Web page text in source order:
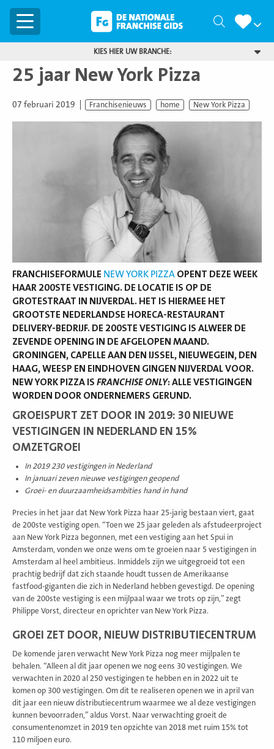
Menu Zoeken
KIES HIER UW BRANCHE:
25 jaar New York Pizza
07 februari 2019 Franchisenieuws home New York Pizza
FRANCHISEFORMULE NEW YORK PIZZA OPENT DEZE WEEK
HAAR 200STE VESTIGING. DE LOCATIE IS OP DE
GROTESTRAAT IN NIJVERDAL. HET IS HIERMEE HET
GROOTSTE NEDERLANDSE HORECA-RESTAURANT
DELIVERY-BEDRIJF. DE 200STE VESTIGING IS ALWEER DE
ZEVENDE OPENING IN DE AFGELOPEN MAAND.
GRONINGEN, CAPELLE AAN DEN IJSSEL, NIEUWEGEIN, DEN
HAAG, WEESP EN EINDHOVEN GINGEN NIJVERDAL VOOR.
NEW YORK PIZZA IS FRANCHISE ONLY: ALLE VESTIGINGEN
WORDEN DOOR ONDERNEMERS GERUND.
GROEISPURT ZET DOOR IN 2019: 30 NIEUWE
VESTIGINGEN IN NEDERLAND EN 15%
OMZETGROEI
In 2019 230 vestigingen in Nederland
In januari zeven nieuwe vestigingen geopend
Groei- en duurzaamheidsambities hand in hand
Precies in het jaar dat New York Pizza haar 25-jarig bestaan viert, gaat
de 200ste vestiging open. “Toen we 25 jaar geleden als afstudeerproject
aan New York Pizza begonnen, met een vestiging aan het Spui in
Amsterdam, vonden we onze wens om te groeien naar 5 vestigingen in
Amsterdam al heel ambitieus. Inmiddels zijn we uitgegroeid tot een
prachtig bedrijf dat zich staande houdt tussen de Amerikaanse
fastfood-giganten die zich in Nederland hebben gevestigd. De opening
van de 200ste vestiging is een mijlpaal waar we trots op zijn,” zegt
Philippe Vorst, directeur en oprichter van New York Pizza.
GROEI ZET DOOR, NIEUW DISTRIBUTIECENTRUM
De komende jaren verwacht New York Pizza nog meer mijlpalen te
behalen. “Alleen al dit jaar openen we nog eens 30 vestigingen. We
verwachten in 2020 al 250 vestigingen te hebben en in 2022 uit te
komen op 300 vestigingen. Om dit te realiseren openen we in april van
dit jaar een nieuw distributiecentrum waarmee we al deze vestigingen
kunnen bevoorraden,” aldus Vorst. Naar verwachting groeit de
consumentenomzet in 2019 ten opzichte van 2018 met ruim 15% tot
110 miljoen euro.